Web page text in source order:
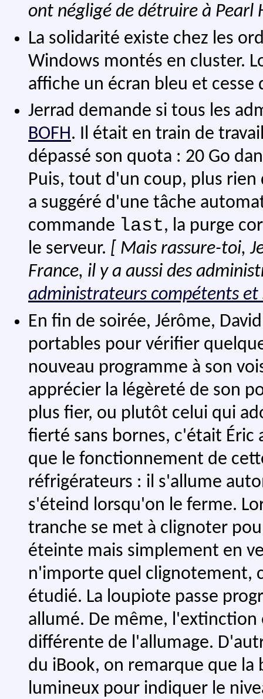
ont négligé de détruire à Pearl
La solidarité existe chez les
Windows montés en cluster.
affiche un écran bleu et
Jerrad demande si tous les
BOFH. Il était en train de
dépassé son quota : 20 Go
Puis, tout d'un coup, plus rien
a suggéré d'une tâche
commande last, la purge
le serveur. [ Mais rassure-toi,
France, il y a aussi des
administrateurs compétents et
En fin de soirée, Jérôme,
portables pour vérifier
nouveau programme à son
apprécier la légèreté de son
plus fier, ou plutôt celui qui
fierté sans bornes, c'était Éric
que le fonctionnement de
réfrigérateurs : il s'allume
s'éteind lorsqu'on le ferme.
tranche se met à clignoter
éteinte mais simplement en
n'importe quel clignotement,
étudié. La loupiote passe
allumé. De même, l'extinction
différente de l'allumage.
du iBook, on remarque que
lumineux pour indiquer le